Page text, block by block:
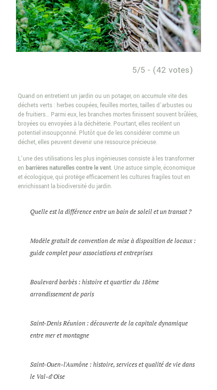
5/5 - (42 votes)
Quand on entretient un jardin ou un potager, on accumule vite des
déchets verts : herbes coupées, feuilles mortes, tailles d’arbustes ou
de fruitiers… Parmi eux, les branches mortes finissent souvent brûlées,
broyées ou envoyées à la déchèterie. Pourtant, elles recèlent un
potentiel insoupçonné. Plutôt que de les considérer comme un
déchet, elles peuvent devenir une ressource précieuse.
L’une des utilisations les plus ingénieuses consiste à les transformer
en barrières naturelles contre le vent. Une astuce simple, économique
et écologique, qui protège efficacement les cultures fragiles tout en
enrichissant la biodiversité du jardin.
Quelle est la différence entre un bain de soleil et un transat ?
Modèle gratuit de convention de mise à disposition de locaux :
guide complet pour associations et entreprises
Boulevard barbès : histoire et quartier du 18ème
arrondissement de paris
Saint-Denis Réunion : découverte de la capitale dynamique
entre mer et montagne
Saint-Ouen-l'Aumône : histoire, services et qualité de vie dans
le Val-d'Oise